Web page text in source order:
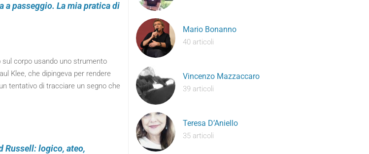
a passeggio. La mia pratica di
sul corpo usando uno strumento
Klee, che dipingeva per rendere
tentativo di tracciare un segno che
Russell: logico, ateo,
Mario Bonanno
40 articoli
Vincenzo Mazzaccaro
39 articoli
Teresa D’Aniello
35 articoli